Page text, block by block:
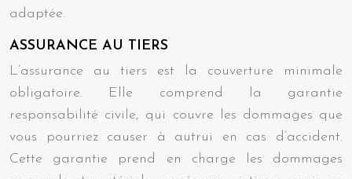
adaptée.
ASSURANCE AU TIERS
L’assurance au tiers est la couverture minimale
obligatoire. Elle comprend la garantie
responsabilité civile, qui couvre les dommages que
vous pourriez causer à autrui en cas d’accident.
Cette garantie prend en charge les dommages